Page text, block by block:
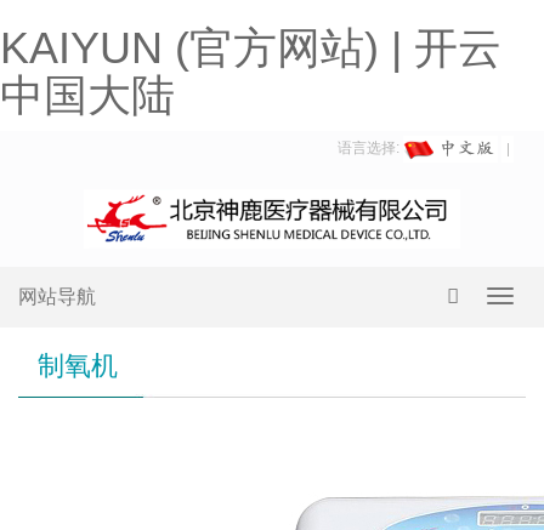
KAIYUN (官方网站) | 开云
中国大陆
语言选择:
网站导航
制氧机